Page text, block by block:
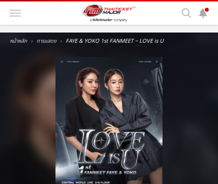
หน้าหลัก การแสดง FAYE & YOKO 1st FANMEET ~ LOVE is U